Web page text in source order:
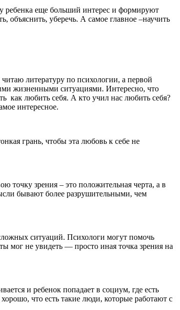
ребенка еще больший интерес и формируют
объяснить, уберечь. А самое главное –научить
литературу по психологии, а первой
жизненными ситуациями. Интересно, что
как любить себя. А кто учил нас любить себя?
интересное.
грань, чтобы эта любовь к себе не
точку зрения – это положительная черта, а в
бывают более разрушительными, чем
ситуаций. Психологи могут помочь
мог не увидеть — просто иная точка зрения на
и ребенок попадает в социум, где есть
что есть такие люди, которые работают с